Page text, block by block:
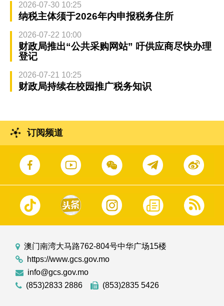
2026-07-30 10:25
纳税主体须于2026年内申报税务住所
2026-07-22 10:00
财政局推出“公共采购网站” 吁供应商尽快办理
登记
2026-07-21 10:25
财政局持续在校园推广税务知识
订阅频道
澳门南湾大马路762-804号中华广场15楼
https://www.gcs.gov.mo
info@gcs.gov.mo
(853)2833 2886
(853)2835 5426